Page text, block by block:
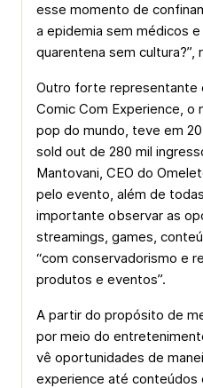
esse momento de
a epidemia sem médicos
quarentena sem cultura?”,
Outro forte representante
Comic Com Experience, o
pop do mundo, teve em
sold out de 280 mil
Mantovani, CEO do
pelo evento, além de
importante observar as
streamings, games,
“com conservadorismo e
produtos e eventos”.
A partir do propósito de
por meio do
vê oportunidades de
experience até conteúdos